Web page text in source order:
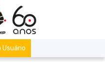
Usuário